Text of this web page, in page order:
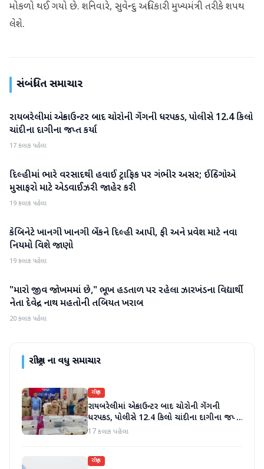
મોકળો થઈ ગયો છે. શનિવારે, સુવેન્દુ અધિકારી મુખ્યમંત્રી તરીકે શપથ
લેશે.
સંબંધિત સમાચાર
રાષ્ટ્રીય
રાયબરેલીમાં એન્કાઉન્ટર બાદ ચોરોની ગેંગની ધરપકડ, પોલીસે 12.4 કિલો
ચાંદીના દાગીના જપ્ત કર્યા
17 કલાક પહેલા
રાષ્ટ્રીય
દિલ્હીમાં ભારે વરસાદથી હવાઈ ટ્રાફિક પર ગંભીર અસર; ઈન્ડિગોએ
મુસાફરો માટે એડવાઈઝરી જાહેર કરી
19 કલાક પહેલા
રાષ્ટ્રીય
કેબિનેટે ખાનગી ખાનગી બેંકને દિલ્હી આપી, ફી અને પ્રવેશ માટે નવા
નિયમો વિશે જાણો
19 કલાક પહેલા
રાષ્ટ્રીય
"મારો જીવ જોખમમાં છે," ભૂખ હડતાળ પર રહેલા ઝારખંડના વિદ્યાર્થી
નેતા દેવેન્દ્ર નાથ મહતોની તબિયત ખરાબ
20 કલાક પહેલા
રાષ્ટ્રીયના વધુ સમાચાર
રાષ્ટ્રીય
રાયબરેલીમાં એન્કાઉન્ટર બાદ ચોરોની ગેંગની
ધરપકડ, પોલીસે 12.4 કિલો ચાંદીના દાગીના જપ્ત
કર્યા
17 કલાક પહેલા
રાષ્ટ્રીય